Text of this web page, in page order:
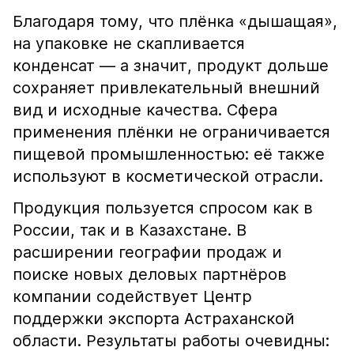
Благодаря тому, что плёнка «дышащая»,
на упаковке не скапливается
конденсат — а значит, продукт дольше
сохраняет привлекательный внешний
вид и исходные качества. Сфера
применения плёнки не ограничивается
пищевой промышленностью: её также
используют в косметической отрасли.
Продукция пользуется спросом как в
России, так и в Казахстане. В
расширении географии продаж и
поиске новых деловых партнёров
компании содействует Центр
поддержки экспорта Астраханской
области. Результаты работы очевидны: